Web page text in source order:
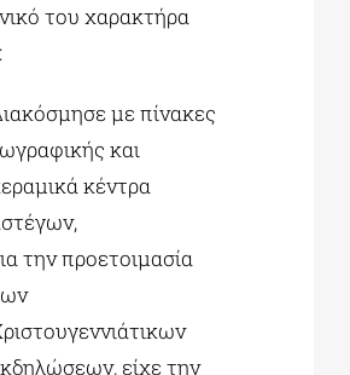
του χαρακτήρα
με πίνακες
και
κέντρα
την προετοιμασία
είχε την